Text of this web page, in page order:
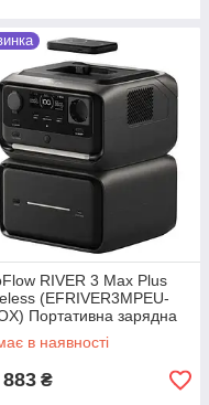
Поштою
оплати
RIVER 3 Max Plus
(EFRIVER3MPEU-
Портативна зарядна
в наявності
₴